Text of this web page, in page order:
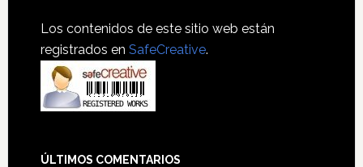
Los contenidos de este sitio web están
registrados en SafeCreative.
ÚLTIMOS COMENTARIOS